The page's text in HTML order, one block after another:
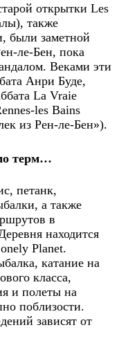
открытки Les
также
были заметной
ле-Бен, пока
Веками эти
Анри Буде,
La Vraie
les Bains
из Рен-ле-Бен»).
терм…
петанк,
а также
в
находится
Planet.
катание на
класса,
и полеты на
поблизости.
зависят от